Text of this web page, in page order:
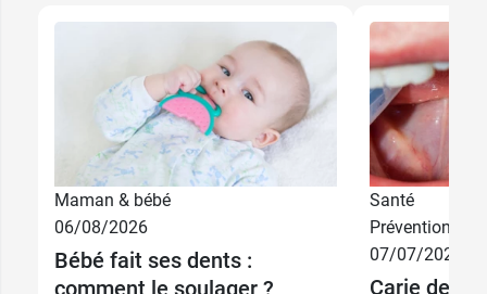
50 ml 3,99 €
6,99 €
3,49 €
Sirène 3,89 €
Maman & bébé
06/08/2026
Bébé fait ses dents :
Santé
Prévention
07/07/2026
Carie